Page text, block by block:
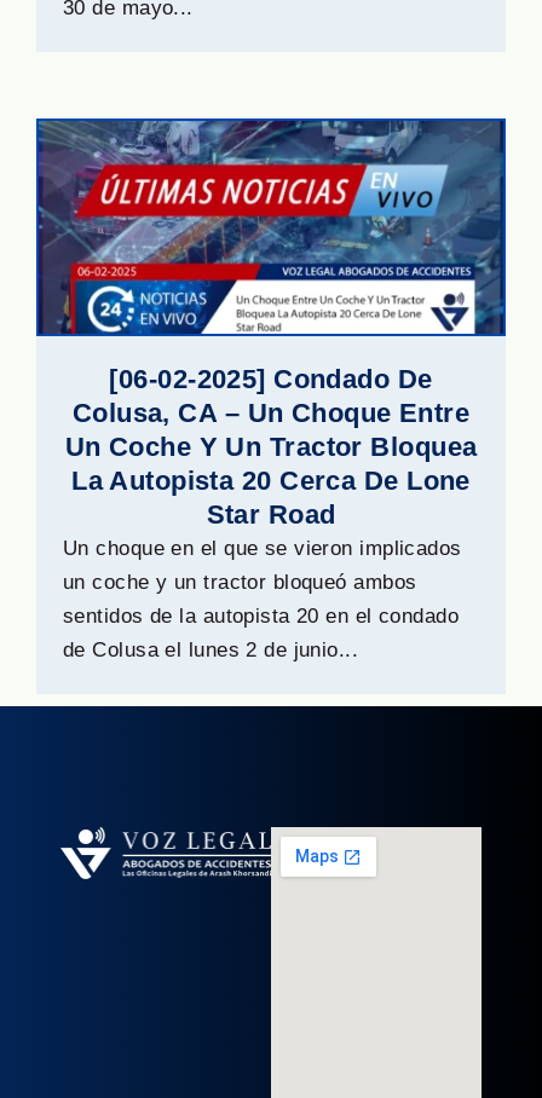
30 de mayo...
[06-02-2025] Condado De
Colusa, CA – Un Choque Entre
Un Coche Y Un Tractor Bloquea
La Autopista 20 Cerca De Lone
Star Road
Un choque en el que se vieron implicados
un coche y un tractor bloqueó ambos
sentidos de la autopista 20 en el condado
de Colusa el lunes 2 de junio...